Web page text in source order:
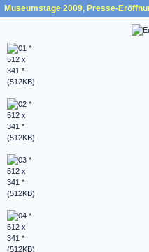
Museumstage 2009, Presse-